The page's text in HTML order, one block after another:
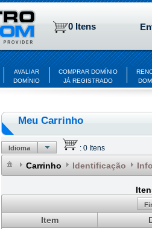
0 Itens
AVALIAR
DOMÍNIO
COMPRAR DOMÍNIO
JÁ REGISTRADO
Meu Carrinho
Idioma : 0 Itens
Carrinho Identificação
Item